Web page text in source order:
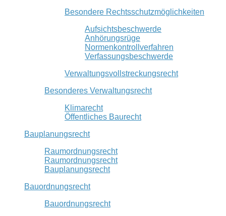
Besondere Rechtsschutzmöglichkeiten
Aufsichtsbeschwerde
Anhörungsrüge
Normenkontrollverfahren
Verfassungsbeschwerde
Verwaltungsvollstreckungsrecht
Besonderes Verwaltungsrecht
Klimarecht
Öffentliches Baurecht
Bauplanungsrecht
Raumordnungsrecht
Raumordnungsrecht
Bauplanungsrecht
Bauordnungsrecht
Bauordnungsrecht